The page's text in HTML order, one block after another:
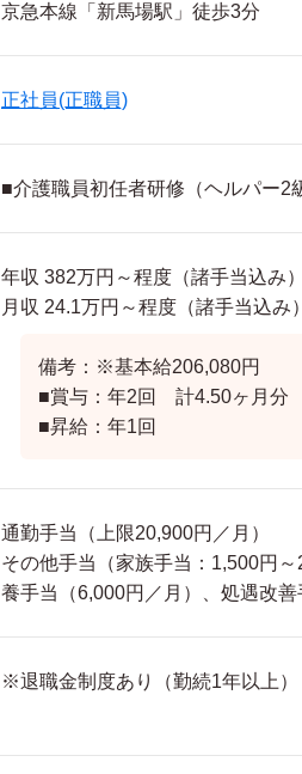
京急本線「新馬場駅」徒歩3分
正社員(正職員)
■介護職員初任者研修（ヘルパー2
年収 382万円～程度（諸手当込み）
月収 24.1万円～程度（諸手当込み）
備考：※基本給206,080円
■賞与：年2回 計4.50ヶ月分
■昇給：年1回
通勤手当（上限20,900円／月）
その他手当（家族手当：1,500円
養手当（6,000円／月）、処遇改善
※退職金制度あり（勤続1年以上）